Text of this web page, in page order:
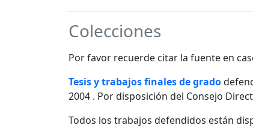
Colecciones
Por favor recuerde citar la fuente en
Tesis y trabajos finales de grado
2004 . Por disposición del Consejo
Todos los trabajos defendidos están